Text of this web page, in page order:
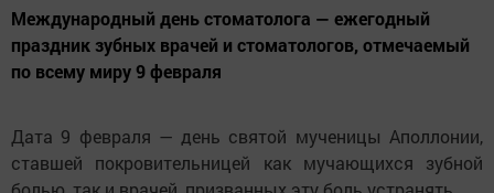
Международный день стоматолога — ежегодный
праздник зубных врачей и стоматологов, отмечаемый
по всему миру 9 февраля
Дата 9 февраля — день святой мученицы Аполлонии,
ставшей покровительницей как мучающихся зубной